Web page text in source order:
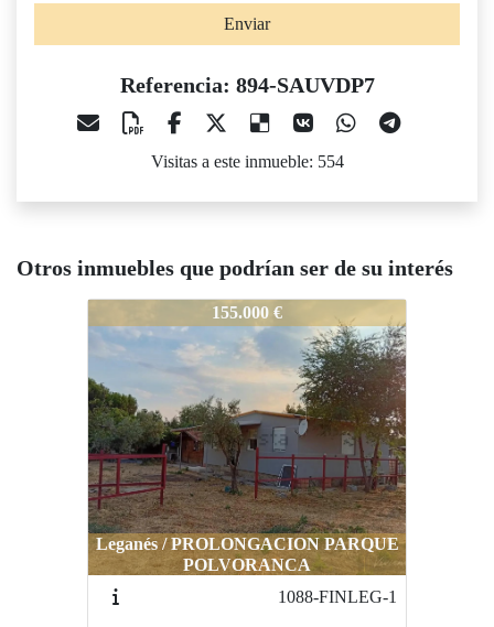
Enviar
Referencia: 894-SAUVDP7
Visitas a este inmueble: 554
Otros inmuebles que podrían ser de su interés
894-SAUVDP7155.000 €
Leganés / PROLONGACION PARQUE
POLVORANCA
1088-FINLEG-1